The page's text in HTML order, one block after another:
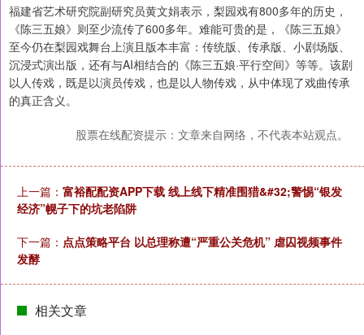
福建省艺术研究院副研究员黄文娟表示，梨园戏有800多年的历史，
《陈三五娘》则至少流传了600多年。难能可贵的是，《陈三五娘》
至今仍在梨园戏舞台上演且版本丰富：传统版、传承版、小剧场版、
沉浸式演出版，还有与AI相结合的《陈三五娘·平行空间》等等。该剧
以人传戏，既是以演员传戏，也是以人物传戏，从中体现了戏曲传承
的真正含义。
股票在线配资提示：文章来自网络，不代表本站观点。
上一篇： 富裕配配资APP下载 线上线下精准围猎&#32;警惕“银发
经济”幌子下的坑老陷阱
下一篇： 点点策略平台 以总理称遭“严重公关危机” 虐囚视频事件
发酵
相关文章